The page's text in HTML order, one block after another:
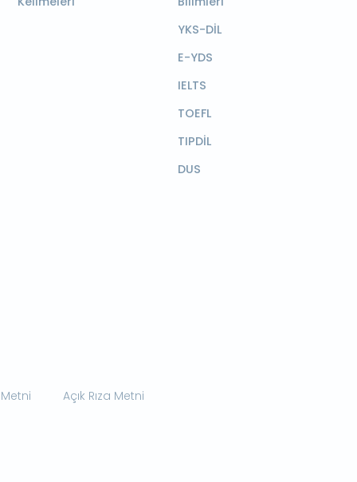
YKS-DİL
E-YDS
IELTS
TOEFL
TIPDİL
DUS
Açık Rıza Metni